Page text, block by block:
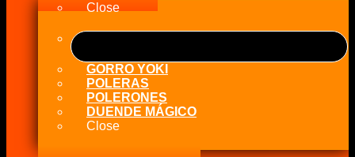
Close
GORRO YOKI
POLERAS
POLERONES
DUENDE MÁGICO
Close